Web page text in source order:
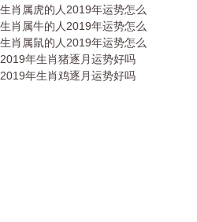
生肖属虎的人2019年运势怎么
生肖属牛的人2019年运势怎么
生肖属鼠的人2019年运势怎么
2019年生肖猪逐月运势好吗
2019年生肖鸡逐月运势好吗